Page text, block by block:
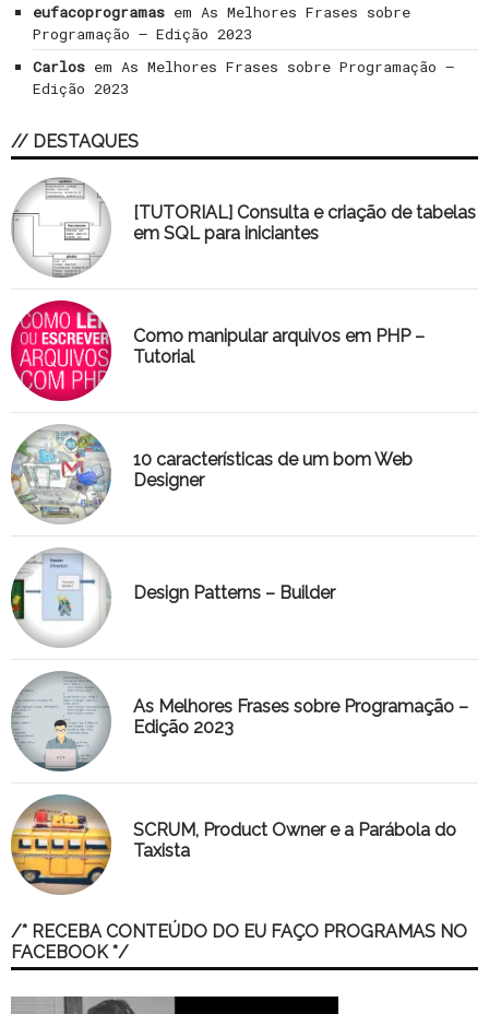
eufacoprogramas em As Melhores Frases sobre
Programação – Edição 2023
Carlos em As Melhores Frases sobre Programação –
Edição 2023
// DESTAQUES
[TUTORIAL] Consulta e criação de tabelas
em SQL para iniciantes
Como manipular arquivos em PHP –
Tutorial
10 características de um bom Web
Designer
Design Patterns – Builder
As Melhores Frases sobre Programação –
Edição 2023
SCRUM, Product Owner e a Parábola do
Taxista
/* RECEBA CONTEÚDO DO EU FAÇO PROGRAMAS NO
FACEBOOK */